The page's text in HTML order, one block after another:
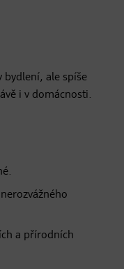
bydlení, ale spíše
i v domácnosti.
a přírodních